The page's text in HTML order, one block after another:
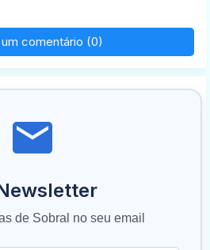
comentário (0)
de Sobral no seu email